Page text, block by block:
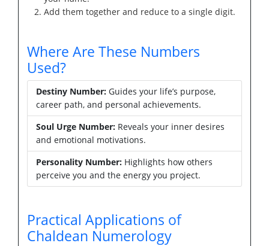
Add them together and reduce to a single digit.
Where Are These Numbers
Used?
Destiny Number: Guides your life’s purpose,
career path, and personal achievements.
Soul Urge Number: Reveals your inner desires
and emotional motivations.
Personality Number: Highlights how others
perceive you and the energy you project.
Practical Applications of
Chaldean Numerology